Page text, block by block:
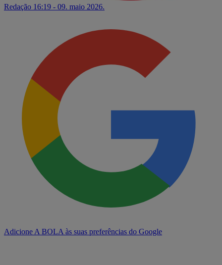
Redação 16:19 - 09. maio 2026.
Adicione A BOLA às suas preferências do Google